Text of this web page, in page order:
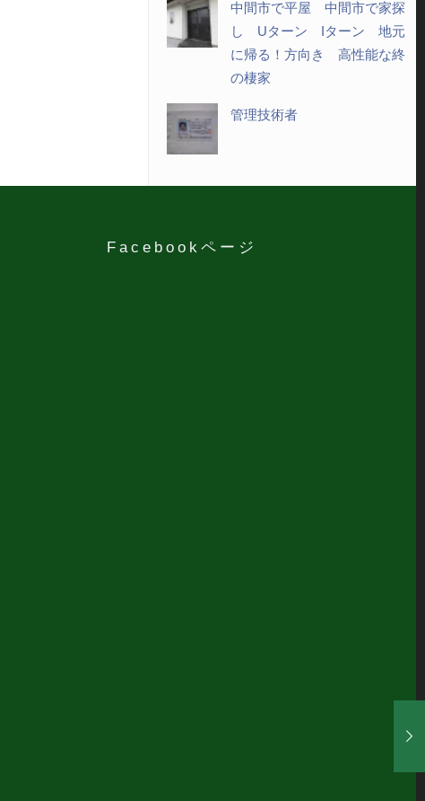
中間市で平屋 中間市で家探
し Uターン Iターン 地元
に帰る！方向き 高性能な終
の棲家
管理技術者
Facebookページ